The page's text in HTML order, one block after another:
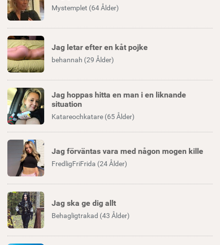
Mystemplet (64 Ålder)
Jag letar efter en kåt pojke
behannah (29 Ålder)
Jag hoppas hitta en man i en liknande
situation
Katareochkatare (65 Ålder)
Jag förväntas vara med någon mogen kille
FredligFriFrida (24 Ålder)
Jag ska ge dig allt
Behagligtrakad (43 Ålder)